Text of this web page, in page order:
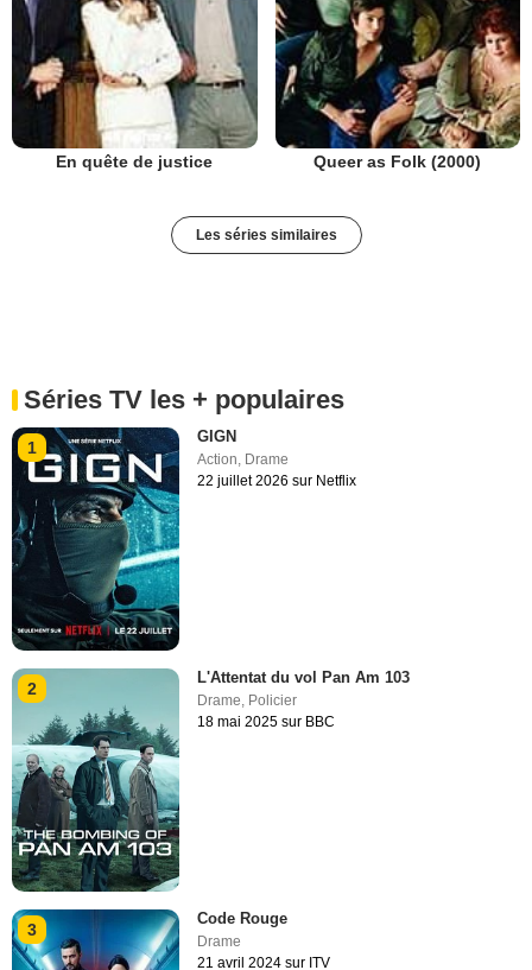
En quête de justice Queer as Folk (2000)
Les séries similaires
Séries TV les + populaires
1
GIGN
Action Drame
22 juillet 2026 sur Netflix
2
L'Attentat du vol Pan Am 103
Drame, Policier
18 mai 2025 sur BBC
3
Code Rouge
Drame
21 avril 2024 sur ITV